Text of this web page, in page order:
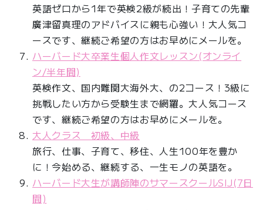
英語ゼロから1年で英検2級が続出！子育ての先輩
廣津留真理のアドバイスに親も心強い！大人気コ
ースです、継続ご希望の方はお早めにメールを。
ハーバード大卒業生個人作文レッスン(オンライ
ン/半年間)
英検作文、国内難関大海外大、の2コース！3級に
挑戦したい方から受験生まで網羅。大人気コース
です、継続ご希望の方はお早めにメールを。
大人クラス 初級、中級
旅行、仕事、子育て、移住、人生100年を豊か
に！今始める、継続する、一生モノの英語を。
ハーバード大生が講師陣のサマースクールSIJ(7日
間)